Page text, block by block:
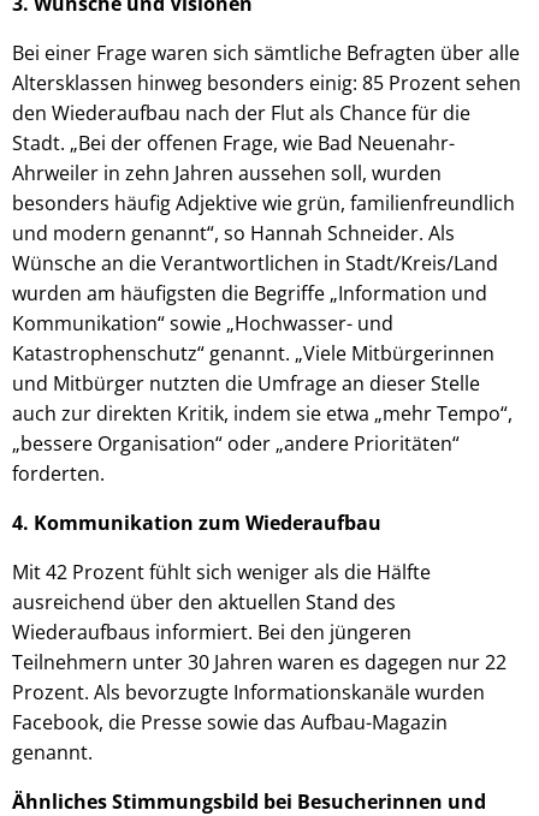
Bei einer Frage waren sich sämtliche Befragten über alle
Altersklassen hinweg besonders einig: 85 Prozent sehen
den Wiederaufbau nach der Flut als Chance für die
Stadt. „Bei der offenen Frage, wie Bad Neuenahr-
Ahrweiler in zehn Jahren aussehen soll, wurden
besonders häufig Adjektive wie grün, familienfreundlich
und modern genannt“, so Hannah Schneider. Als
Wünsche an die Verantwortlichen in Stadt/Kreis/Land
wurden am häufigsten die Begriffe „Information und
Kommunikation“ sowie „Hochwasser- und
Katastrophenschutz“ genannt. „Viele Mitbürgerinnen
und Mitbürger nutzten die Umfrage an dieser Stelle
auch zur direkten Kritik, indem sie etwa „mehr Tempo“,
„bessere Organisation“ oder „andere Prioritäten“
forderten.
4. Kommunikation zum Wiederaufbau
Mit 42 Prozent fühlt sich weniger als die Hälfte
ausreichend über den aktuellen Stand des
Wiederaufbaus informiert. Bei den jüngeren
Teilnehmern unter 30 Jahren waren es dagegen nur 22
Prozent. Als bevorzugte Informationskanäle wurden
Facebook, die Presse sowie das Aufbau-Magazin
genannt.
Ähnliches Stimmungsbild bei Besucherinnen und